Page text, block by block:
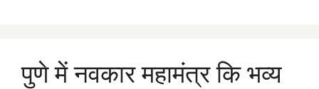
पुणे में नवकार महामंत्र कि भव्य